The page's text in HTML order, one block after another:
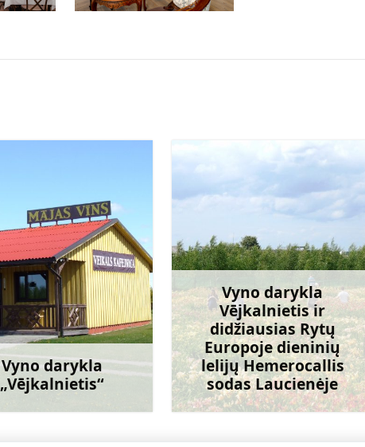
Vyno darykla
„Vējkalnietis“
Vyno darykla
Vējkalnietis ir
didžiausias Rytų
Europoje dieninių
lelijų Hemerocallis
sodas Laucienėje
Sužinoti daugiau